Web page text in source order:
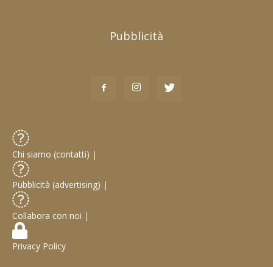
Pubblicità
Chi siamo (contatti) |
Pubblicità (advertising) |
Collabora con noi |
Privacy Policy